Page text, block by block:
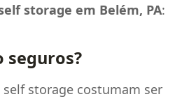
storage em Belém, PA:
seguros?
self storage costumam ser